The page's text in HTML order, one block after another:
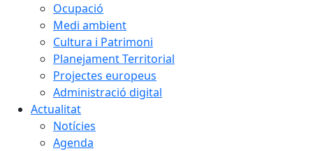
Ocupació
Medi ambient
Cultura i Patrimoni
Planejament Territorial
Projectes europeus
Administració digital
Actualitat
Notícies
Agenda